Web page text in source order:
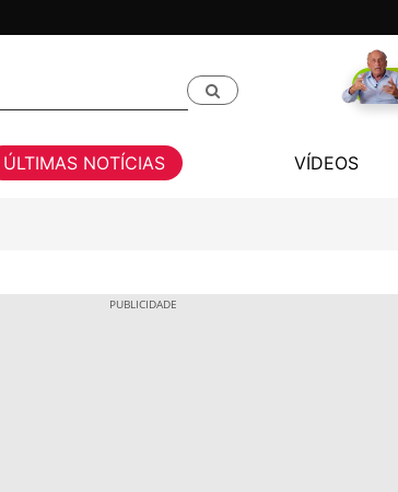
ÚLTIMAS NOTÍCIAS VÍDEOS